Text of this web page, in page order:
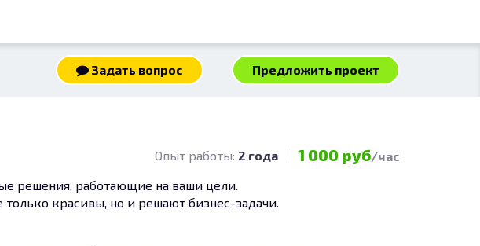
Задать вопрос Предложить проект
Опыт работы: 2 года 1 000 руб/час
решения, работающие на ваши цели.
красивы, но и решают бизнес-задачи.